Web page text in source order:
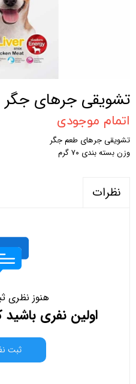
تشویقی جرهای جگر
اتمام موجودی
تشویقی جرهای طعم جگر
وزن بسته بندی ۷۰ گرم
نظرات
هنوز نظری
اولین نفری
ثبت